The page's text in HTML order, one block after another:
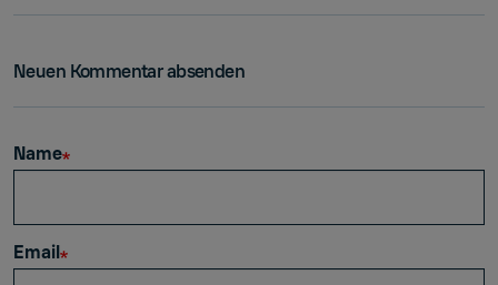
Neuen Kommentar absenden
Name
Email